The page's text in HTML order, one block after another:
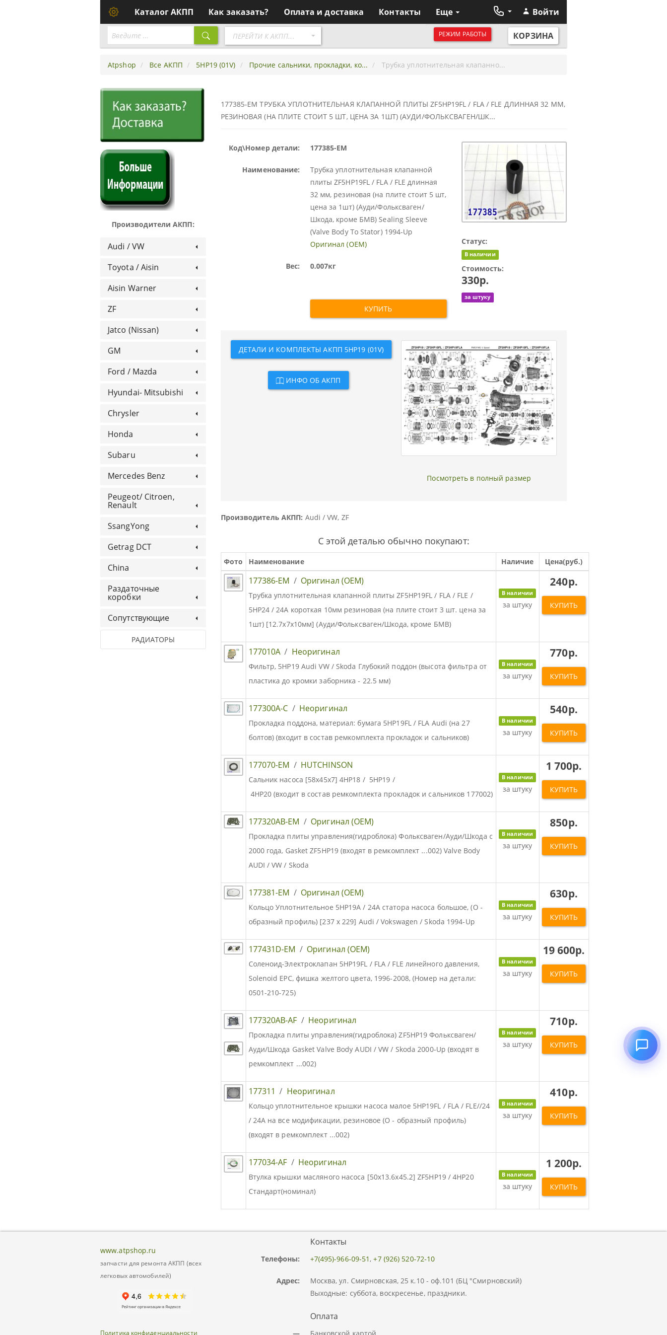
Каталог АКПП Как заказать? Оплата и доставка Контакты Еще Войти
Перейти
к
ПЕРЕЙТИ К АКПП... РЕЖИМ РАБОТЫ КОРЗИНА
Atpshop Все АКПП 5HP19 (01V) Прочие сальники, прокладки, ко... Трубка уплотнительная клапанно...
Производители АКПП:
Audi / VW
Toyota / Aisin
Aisin Warner
ZF
Jatco (Nissan)
GM
Ford / Mazda
Hyundai- Mitsubishi
Chrysler
Honda
Subaru
Mercedes Benz
Peugeot/ Citroen,
Renault
SsangYong
Getrag DCT
China
Раздаточные
коробки
Сопутствующие
РАДИАТОРЫ
177385-EM ТРУБКА УПЛОТНИТЕЛЬНАЯ КЛАПАННОЙ ПЛИТЫ ZF5HP19FL / FLA / FLE ДЛИННАЯ 32 ММ,
РЕЗИНОВАЯ (НА ПЛИТЕ СТОИТ 5 ШТ, ЦЕНА ЗА 1ШТ) (АУДИ/ФОЛЬКСВАГЕН/ШК...
Код\Номер детали: 177385-EM
Наименование:
Трубка уплотнительная клапанной
плиты ZF5HP19FL / FLA / FLE длинная
32 мм, резиновая (на плите стоит 5 шт,
цена за 1шт) (Ауди/Фольксваген/
Шкода, кроме БМВ) Sealing Sleeve
(Valve Body To Stator) 1994-Up
Оригинал (OEM)
Вес: 0.007кг
КУПИТЬ
Статус:
В наличии
Стоимость:
330р.
за штуку
ДЕТАЛИ И КОМПЛЕКТЫ АКПП 5HP19 (01V)
ИНФО ОБ АКПП
Посмотреть в полный размер
Производитель АКПП: Audi / VW, ZF
С этой деталью обычно покупают:
Фото Наименование Наличие Цена(руб.)
177386-EM / Оригинал (OEM)
Трубка уплотнительная клапанной плиты ZF5HP19FL / FLA / FLE /
5HP24 / 24A короткая 10мм резиновая (на плите стоит 3 шт. цена за
1шт) [12.7x7x10мм] (Ауди/Фольксваген/Шкода, кроме БМВ)
В наличии
за штуку
240р.
КУПИТЬ
177010A / Неоригинал
Фильтр, 5HP19 Audi VW / Skoda Глубокий поддон (высота фильтра от
пластика до кромки заборника - 22.5 мм)
В наличии
за штуку
770р.
КУПИТЬ
177300A-C / Неоригинал
Прокладка поддона, материал: бумага 5HP19FL / FLA Audi (на 27
болтов) (входит в состав ремкомплекта прокладок и сальников)
В наличии
за штуку
540р.
КУПИТЬ
177070-EM / HUTCHINSON
Сальник насоса [58x45x7] 4HP18 / 5HP19 /
4HP20 (входит в состав ремкомплекта прокладок и сальников 177002)
В наличии
за штуку
1 700р.
КУПИТЬ
177320AB-EM / Оригинал (OEM)
Прокладка плиты управления(гидроблока) Фольксваген/Ауди/Шкода с
2000 года, Gasket ZF5HP19 (входят в ремкомплект ...002) Valve Body
AUDI / VW / Skoda
В наличии
за штуку
850р.
КУПИТЬ
177381-EM / Оригинал (OEM)
Кольцо Уплотнительное 5HP19A / 24A статора насоса большое, (O -
образный профиль) [237 х 229] Audi / Vokswagen / Skoda 1994-Up
В наличии
за штуку
630р.
КУПИТЬ
177431D-EM / Оригинал (OEM)
Соленоид-Электроклапан 5HP19FL / FLA / FLE линейного давления,
Solenoid EPC, фишка желтого цвета, 1996-2008, (Номер на детали:
0501-210-725)
В наличии
за штуку
19 600р.
КУПИТЬ
177320AB-AF / Неоригинал
Прокладка плиты управления(гидроблока) ZF5HP19 Фольксваген/
Ауди/Шкода Gasket Valve Body AUDI / VW / Skoda 2000-Up (входят в
ремкомплект ...002)
В наличии
за штуку
710р.
КУПИТЬ
177311 / Неоригинал
Кольцо уплотнительное крышки насоса малое 5HP19FL / FLA / FLE//24
/ 24A на все модификации, резиновое (O - образный профиль)
(входят в ремкомплект ...002)
В наличии
за штуку
410р.
КУПИТЬ
177034-AF / Неоригинал
Втулка крышки масляного насоса [50x13.6x45.2] ZF5HP19 / 4HP20
Стандарт(номинал)
В наличии
за штуку
1 200р.
КУПИТЬ
www.atpshop.ru
запчасти для ремонта АКПП (всех
легковых автомобилей)
Политика конфиденциальности
Контакты
Телефоны: +7(495)-966-09-51,+7 (926) 520-72-10
Адрес:
Москва, ул. Смирновская, 25 к.10 - оф.101 (БЦ "Смирновский)
Выходные: суббота, воскресенье, праздники.
Оплата